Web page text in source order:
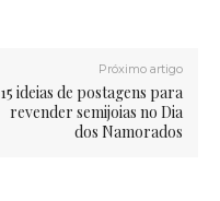
Próximo artigo
15 ideias de postagens para
revender semijoias no Dia
dos Namorados